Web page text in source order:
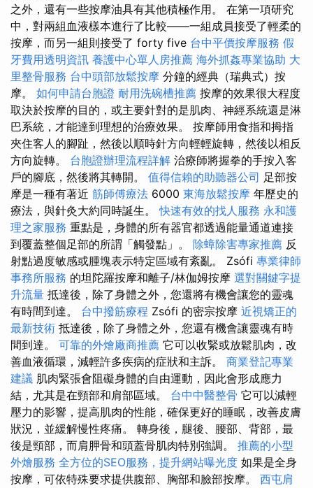
之外，還有一些按摩油具有其他積極作用。 在第一項研究
中，對兩組血液樣本進行了比較——一組成員接受了輕柔的
按摩，而另一組則接受了 forty five 台中平價按摩服務 假
牙費用透明資訊 養護中心單人房推薦 海外抓姦專業協助 大
里整骨服務 台中頭部放鬆按摩 分鐘的經典（瑞典式）按
摩。 如何申請台胞證 耐用洗碗槽推薦 按摩的效果很大程度
取決於按摩的目的，或主要針對的是肌肉、神經系統還是淋
巴系統，才能達到理想的治療效果。 按摩師用食指和拇指
夾住客人的腳趾，然後以順時針方向輕輕旋轉，然後以相反
方向旋轉。 台胞證辦理流程詳解 治療師將握拳的手按入客
戶的腳底，然後將其轉開。 值得信賴的助聽器公司 足部按
摩是一種有著近 筋師傅療法 6000 東海放鬆按摩 年歷史的
療法，與針灸大約同時誕生。快速有效的找人服務 永和護
理之家服務 重點是，身體的所有器官都透過能量通道連接
到覆蓋整個足部的所謂「觸發點」。 除蟑除害專家推薦 反
射點過度敏感或腫塊表示特定區域有紊亂。 Zsófi 專業律師
事務所服務 的坦陀羅按摩和離子/林伽姆按摩 選對關鍵字提
升流量 抵達後，除了身體之外，您還將有機會讓您的靈魂
有時間到達。 台中撥筋療程 Zsófi 的密宗按摩 近視矯正的
最新技術 抵達後，除了身體之外，您還有機會讓靈魂有時
間到達。 可靠的外燴廠商推薦 它可以收緊或放鬆肌肉，改
善血液循環，減輕許多疾病的症狀和主訴。 商業登記專業
建議 肌肉緊張會阻礙身體的自由運動，因此會形成應力
結，尤其是在頸部和肩部區域。 台中中醫整骨 它可以減輕
壓力的影響，提高肌肉的性能，確保更好的睡眠，改善皮膚
狀況，並緩解慢性疼痛。 轉身後，腿後、腰部、背部，最
後是頸部，而肩胛骨和頭蓋骨肌肉特別強調。 推薦的小型
外燴服務 全方位的SEO服務，提升網站曝光度 如果是全身
按摩，可依特殊要求提供腹部、胸部和臉部按摩。 西屯肩